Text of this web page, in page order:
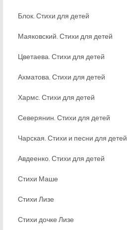
Блок. Стихи для детей
Маяковский. Стихи для детей
Цветаева. Стихи для детей
Ахматова. Стихи для детей
Хармс. Стихи для детей
Северянин. Стихи для детей
Чарская. Стихи и песни для детей
Авдеенко. Стихи для детей
Стихи Маше
Стихи Лизе
Стихи дочке Лизе